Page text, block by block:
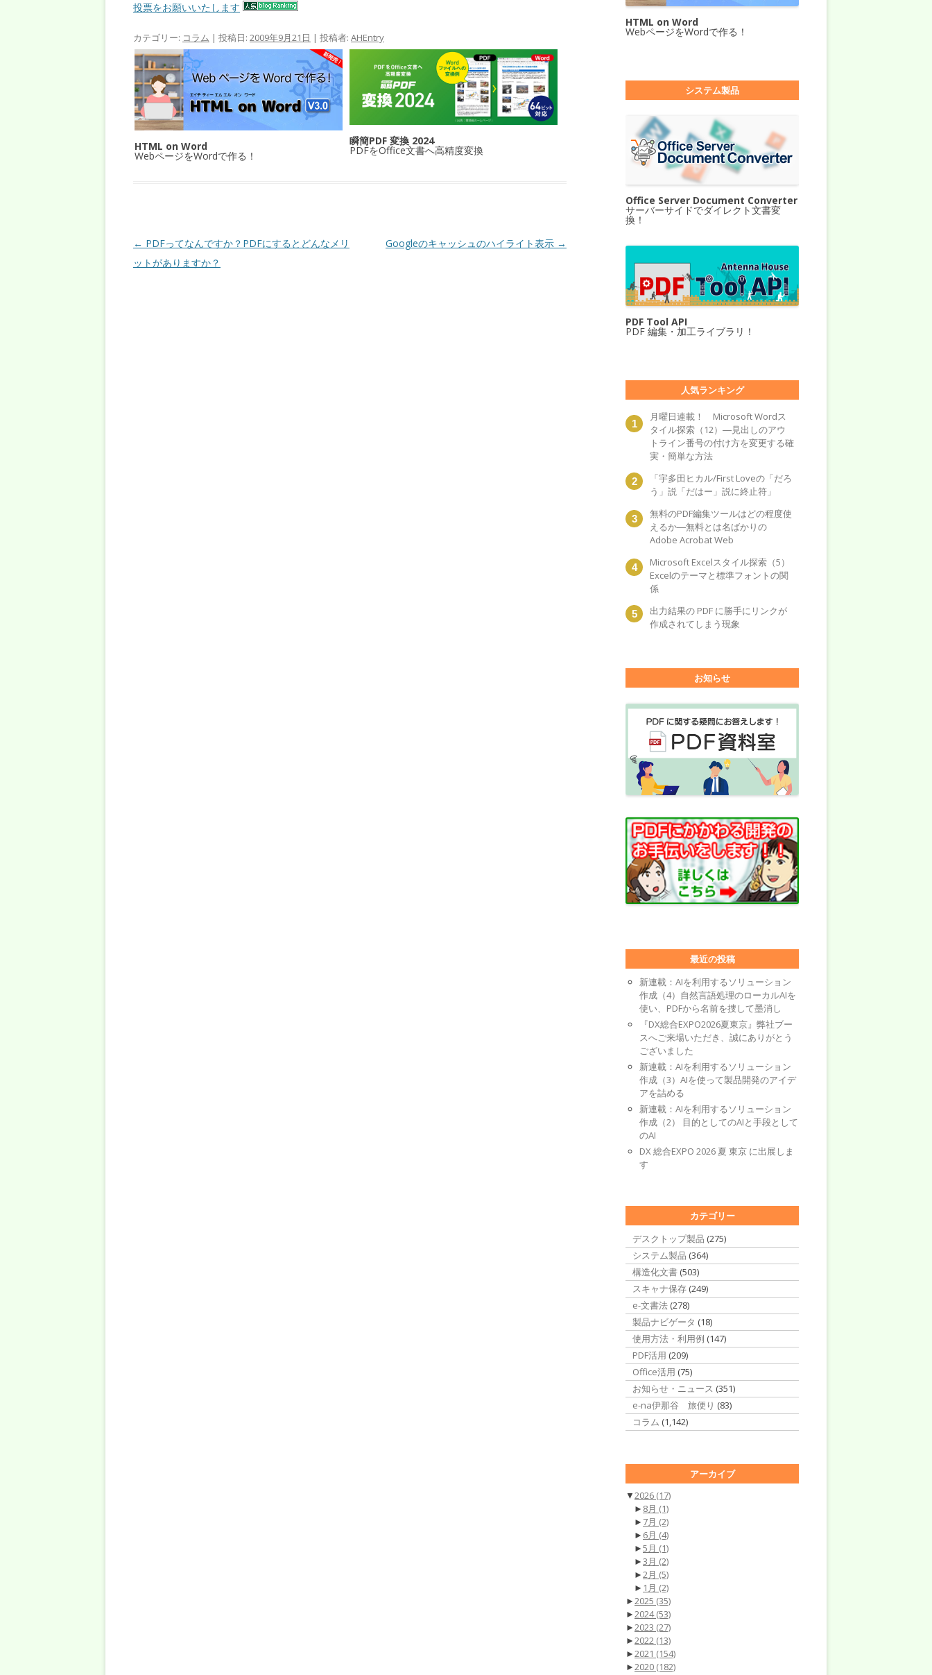
投票をお願いいたします
カテゴリー: コラム | 投稿日: 2009年9月21日 | 投稿者: AHEntry
HTML on Word
WebページをWordで作る！
瞬簡PDF 変換 2024
PDFをOffice文書へ高精度変換
投稿ナビゲーション
← PDFってなんですか？PDFにするとどんなメリ
ットがありますか？
Googleのキャッシュのハイライト表示 →
HTML on Word
WebページをWordで作る！
システム製品
Office Server Document Converter
サーバーサイドでダイレクト文書変
換！
PDF Tool API
PDF 編集・加工ライブラリ！
人気ランキング
月曜日連載！ Microsoft Wordス
タイル探索（12）―見出しのアウ
トライン番号の付け方を変更する確
実・簡単な方法
「宇多田ヒカル/First Loveの「だろ
う」説「だはー」説に終止符」
無料のPDF編集ツールはどの程度使
えるか―無料とは名ばかりの
Adobe Acrobat Web
Microsoft Excelスタイル探索（5）
Excelのテーマと標準フォントの関
係
出力結果の PDF に勝手にリンクが
作成されてしまう現象
お知らせ
最近の投稿
新連載：AIを利用するソリューション
作成（4）自然言語処理のローカルAIを
使い、PDFから名前を捜して墨消し
『DX総合EXPO2026夏東京』弊社ブー
スへご来場いただき、誠にありがとう
ございました
新連載：AIを利用するソリューション
作成（3）AIを使って製品開発のアイデ
アを詰める
新連載：AIを利用するソリューション
作成（2） 目的としてのAIと手段として
のAI
DX 総合EXPO 2026 夏 東京 に出展しま
す
カテゴリー
デスクトップ製品 (275)
システム製品 (364)
構造化文書 (503)
スキャナ保存 (249)
e-文書法 (278)
製品ナビゲータ (18)
使用方法・利用例 (147)
PDF活用 (209)
Office活用 (75)
お知らせ・ニュース (351)
e-na伊那谷 旅便り (83)
コラム (1,142)
アーカイブ
▼2026 (17)
► 8月 (1)
► 7月 (2)
► 6月 (4)
►5月 (1)
►3月 (2)
►2月 (5)
► 1月 (2)
►2025 (35)
►2024(53)
►2023 (27)
►2022 (13)
►2021 (154)
►2020 (182)